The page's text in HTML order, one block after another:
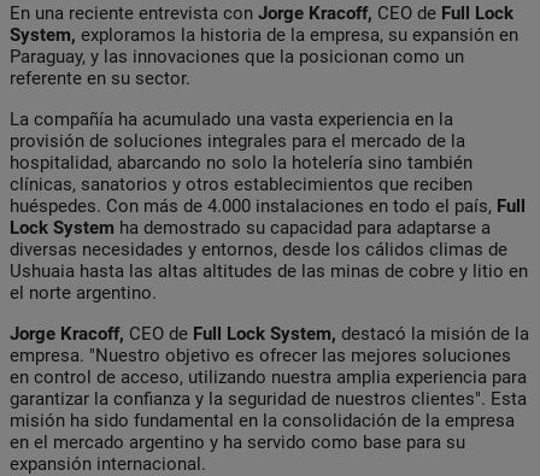
En una reciente entrevista con Jorge Kracoff, CEO de Full Lock
System, exploramos la historia de la empresa, su expansión en
Paraguay, y las innovaciones que la posicionan como un
referente en su sector.
La compañía ha acumulado una vasta experiencia en la
provisión de soluciones integrales para el mercado de la
hospitalidad, abarcando no solo la hotelería sino también
clínicas, sanatorios y otros establecimientos que reciben
huéspedes. Con más de 4.000 instalaciones en todo el país, Full
Lock System ha demostrado su capacidad para adaptarse a
diversas necesidades y entornos, desde los cálidos climas de
Ushuaia hasta las altas altitudes de las minas de cobre y litio en
el norte argentino.
Jorge Kracoff, CEO de Full Lock System, destacó la misión de la
empresa. "Nuestro objetivo es ofrecer las mejores soluciones
en control de acceso, utilizando nuestra amplia experiencia para
garantizar la confianza y la seguridad de nuestros clientes". Esta
misión ha sido fundamental en la consolidación de la empresa
en el mercado argentino y ha servido como base para su
expansión internacional.